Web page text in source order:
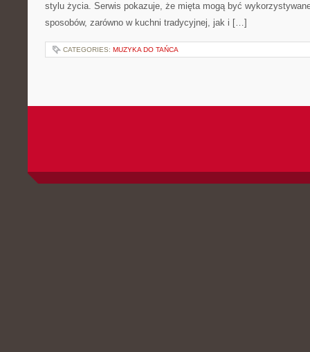
stylu życia. Serwis pokazuje, że mięta mogą być
sposobów, zarówno w kuchni tradycyjnej, jak i […]
CATEGORIES: MUZYKA DO TAŃCA